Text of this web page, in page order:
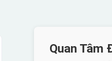
Quan Tâm